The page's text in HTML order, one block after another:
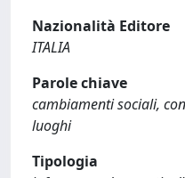
Nazionalità Editore
ITALIA
Parole chiave
cambiamenti sociali,
luoghi
Tipologia